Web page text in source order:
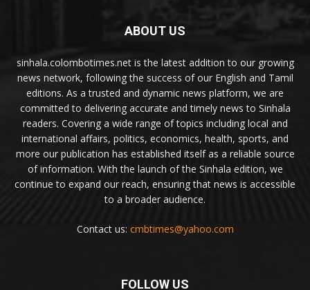
ABOUT US
sinhala.colombotimes.net is the latest addition to our growing
news network, following the success of our English and Tamil
editions. As a trusted and dynamic news platform, we are
committed to delivering accurate and timely news to Sinhala
readers. Covering a wide range of topics including local and
international affairs, politics, economics, health, sports, and
more our publication has established itself as a reliable source
of information. With the launch of the Sinhala edition, we
continue to expand our reach, ensuring that news is accessible
to a broader audience.
Contact us: cmbtimes@yahoo.com
FOLLOW US